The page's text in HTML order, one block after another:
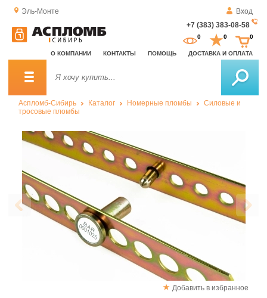
Эль-Монте
Вход
+7 (383) 383-08-58
О КОМПАНИИ КОНТАКТЫ ПОМОЩЬ ДОСТАВКА И ОПЛАТА
0 0 0
Аспломб-Сибирь Каталог Номерные пломбы
Силовые и
тросовые пломбы
Добавить в избранное